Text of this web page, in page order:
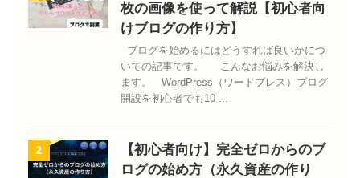
枚の画像を使って解説【初心者向
けブログの作り方】
ブログを始めるにはどうすれば良いかにつ
いての記事です。 こんなお悩みを解決し
ます。 WordPress（ワードプレス）ブログ
開設を初心者でも10 ...
2
【初心者向け】完全ゼロからのブ
ログの始め方（永久資産の作り